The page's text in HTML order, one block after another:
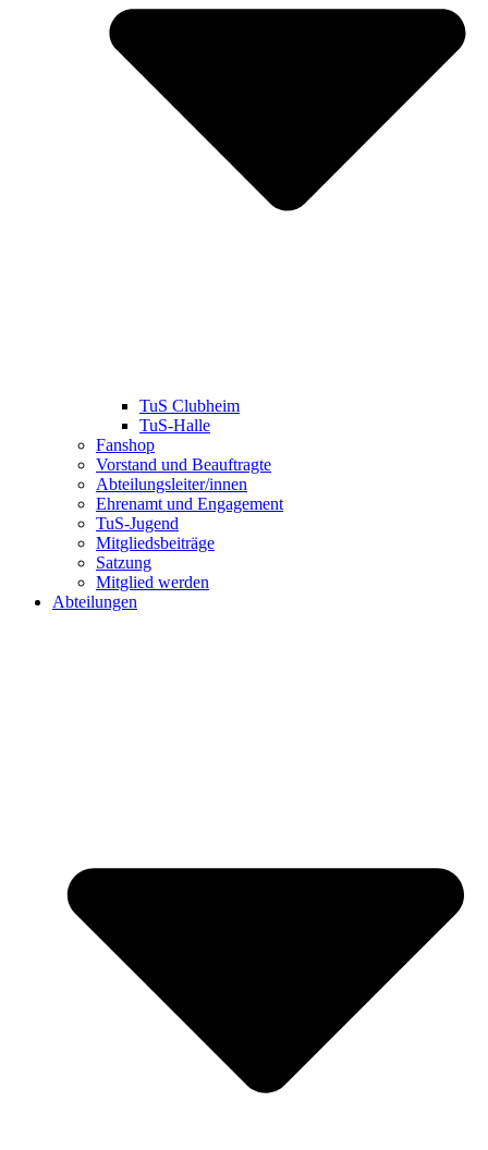
TuS Clubheim
TuS-Halle
Fanshop
Vorstand und Beauftragte
Abteilungsleiter/innen
Ehrenamt und Engagement
TuS-Jugend
Mitgliedsbeiträge
Satzung
Mitglied werden
Abteilungen